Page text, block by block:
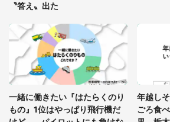
〝答え〟出た
一緒に働きたい『はたらくのり
もの』1位はやっぱり飛行機だ
年越し
ごろ食